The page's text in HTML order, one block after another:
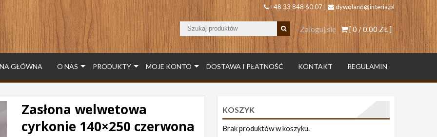
+48 33 848 60 07 | dywoland@interia.pl
[ 0 /0.00 ZŁ]
Zaloguj się
GŁÓWNA O NAS PRODUKTY MOJE KONTO DOSTAWA I PŁATNOŚĆ KONTAKT REGULAMIN
Zasłona welwetowa
cyrkonie 140×250 czerwona
KOSZYK
Brak produktów w koszyku.